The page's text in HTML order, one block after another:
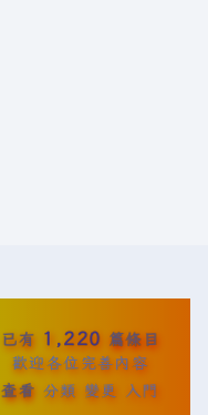
已有 1,220 篇條目
歡迎各位完善內容
查看 分類 變更 入門